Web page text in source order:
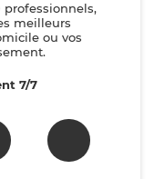
professionnels,
meilleurs
ou vos
7/7